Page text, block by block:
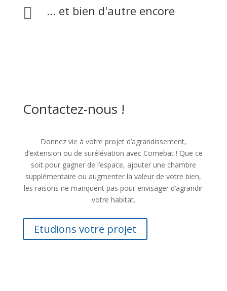
 ... et bien d'autre encore
Contactez-nous !
Donnez vie à votre projet d’agrandissement,
d’extension ou de surélévation avec Comebat ! Que ce
soit pour gagner de l’espace, ajouter une chambre
supplémentaire ou augmenter la valeur de votre bien,
les raisons ne manquent pas pour envisager d’agrandir
votre habitat.
Etudions votre projet